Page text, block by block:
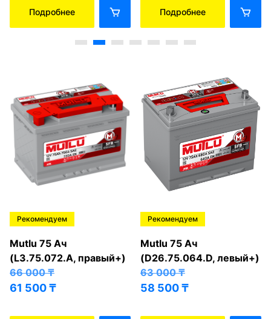
Подробнее Подробнее
Рекомендуем
Mutlu 75 Ач
(L3.75.072.A, правый+)
66 000₸
61 500₸
Рекомендуем
Mutlu 75 Ач
(D26.75.064.D, левый+)
63 000₸
58 500₸